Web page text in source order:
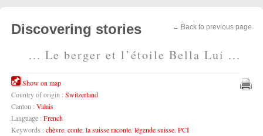
← Back to previous page
Discovering stories
... Le berger et l’étoile Bella Lui ...
Show on map
Country of origin : Switzerland
Canton : Valais
Language : French
Keywords : chèvre conte la suisse raconte légende suisse PCI